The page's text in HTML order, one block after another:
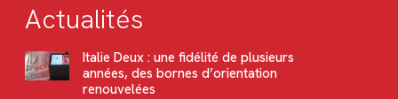
Actualités
Italie Deux : une fidélité de plusieurs
années, des bornes d’orientation
renouvelées